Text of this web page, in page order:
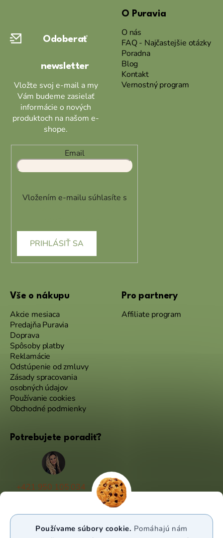
Používame súbory cookie. Pomáhajú nám
Odoberať
newsletter
Vložte svoj e-mail a my
Vám budeme zasielať
informácie o nových
produktoch na našom e-
shope.
Email
Vložením e-mailu súhlasíte s
PRIHLÁSIŤ SA
O Puravia
O nás
FAQ - Najčastejšie otázky
Poradna
Blog
Kontakt
Vernostný program
Vše o nákupu
Akcie mesiaca
Predajňa Puravia
Doprava
Spôsoby platby
Reklamácie
Odstúpenie od zmluvy
Zásady spracovania
osobných údajov
Používanie cookies
Obchodné podmienky
Pro partnery
Affiliate program
Potrebujete poradiť?
+421 950 105 034
WhatsApp